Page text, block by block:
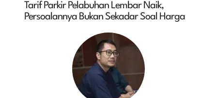
Tarif Parkir Pelabuhan Lembar Naik,
Persoalannya Bukan Sekadar Soal Harga